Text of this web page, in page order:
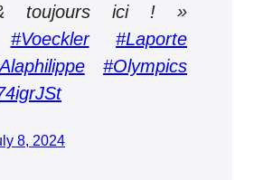
toujours ici ! »
#Voeckler
#Laporte
#Olympics
8, 2024